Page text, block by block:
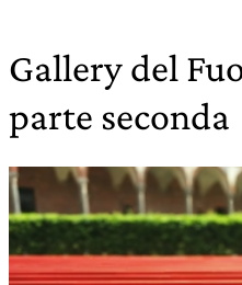
Gallery del
parte seconda